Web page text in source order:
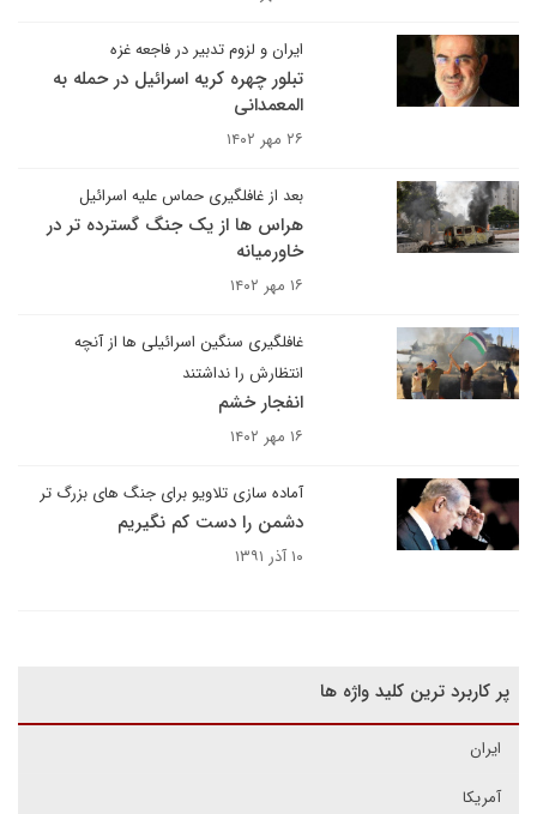
ایران و لزوم تدبیر در فاجعه غزه
تبلور چهره کریه اسرائیل در حمله به
المعمدانی
۲۶ مهر ۱۴۰۲
بعد از غافلگیری حماس علیه اسرائیل
هراس ها از یک جنگ گسترده تر در
خاورمیانه
۱۶ مهر ۱۴۰۲
غافلگیری سنگین اسرائیلی ها از آنچه
انتظارش را نداشتند
انفجار خشم
۱۶ مهر ۱۴۰۲
آماده سازی تلاویو برای جنگ های بزرگ تر
دشمن را دست کم نگیریم
۱۰ آذر ۱۳۹۱
پر کاربرد ترین کلید واژه ها
ایران
آمریکا